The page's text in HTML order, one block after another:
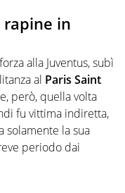
rapine in
alla Juventus, subì
al Paris Saint
però, quella volta
fu vittima indiretta,
solamente la sua
periodo dai